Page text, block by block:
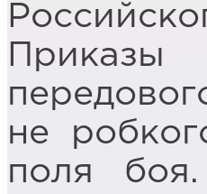
не
поля боя.